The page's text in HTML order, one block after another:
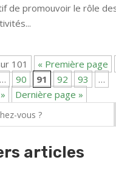
de promouvoir le rôle
101 « Première page
… 90 91 92 93
…
» Dernière page »
articles